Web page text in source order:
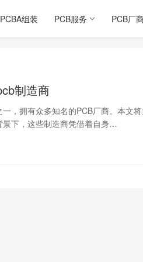
PCBA组装 PCB服务 PCB厂
制造商
，拥有众多知名的PCB厂商。本文
景下，这些制造商凭借着自身…